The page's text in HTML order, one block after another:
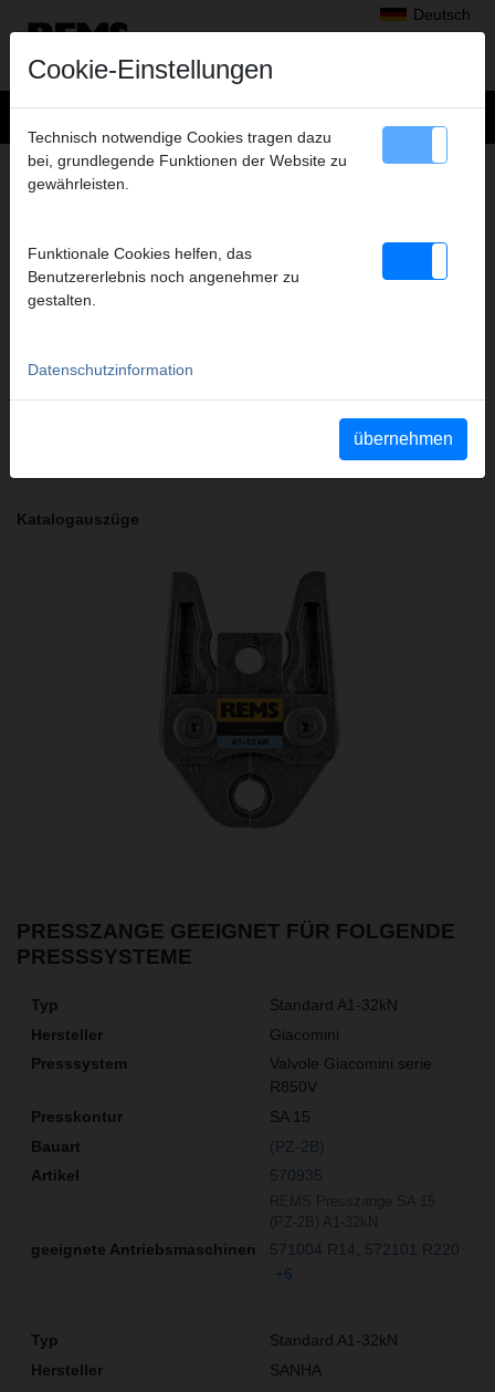
Deutsch
Produkte>Radialpressen>
REMS Presszangen A1-32kN/REMS Pressringe
REMS PRESSZANGE SA 15
(PZ-2B) A1-32KN
Art.-Nr. 570935
Sicherheitshinweise PZ/PR/ZZ/PZ E01/Kabelschere
Katalogauszüge
PRESSZANGE GEEIGNET FÜR FOLGENDE
PRESSSYSTEME
Standard A1-32kN
Giacomini
Valvole Giacomini serie
R850V
SA 15
(PZ-2B)
570935
571004 R14
572101 R220
+6
Standard A1-32kN
SANHA
Cookie-Einstellungen
Technisch notwendige Cookies tragen dazu
bei, grundlegende Funktionen der Website zu
gewährleisten.
Funktionale Cookies helfen, das
Benutzererlebnis noch angenehmer zu
gestalten.
Datenschutzinformation
übernehmen